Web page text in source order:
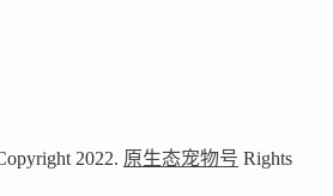
2022. 原生态宠物号 Rights